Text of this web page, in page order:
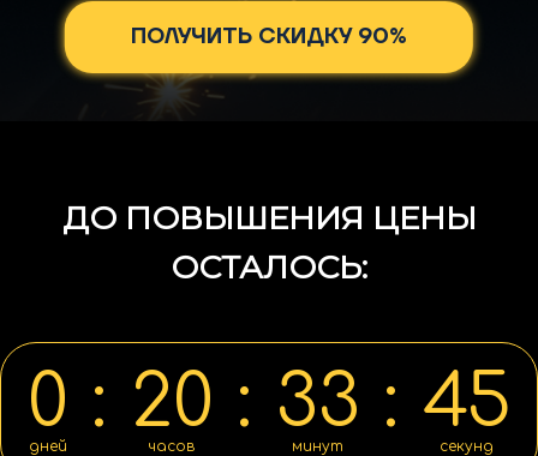
ПОЛУЧИТЬ СКИДКУ 90%
ДО ПОВЫШЕНИЯ ЦЕНЫ
ОСТАЛОСЬ:
0
дней
: 20
часов
: 33
минут
: 44
секунд